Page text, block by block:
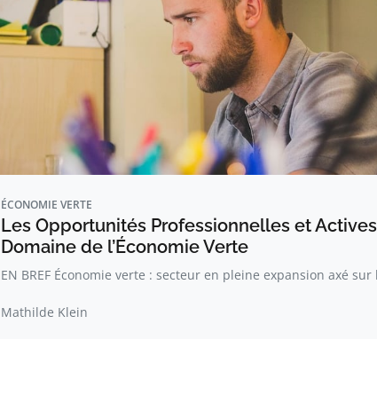
ÉCONOMIE VERTE
Les Opportunités Professionnelles et
Domaine de l’Économie Verte
EN BREF Économie verte : secteur en pleine expansion axé
Mathilde Klein